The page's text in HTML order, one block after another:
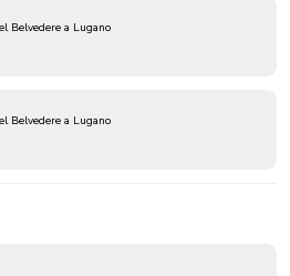
Belvedere a Lugano
Belvedere a Lugano